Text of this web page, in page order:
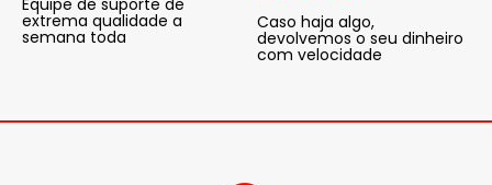
extrema qualidade a
semana toda
Caso haja algo,
devolvemos o seu dinheiro
com velocidade